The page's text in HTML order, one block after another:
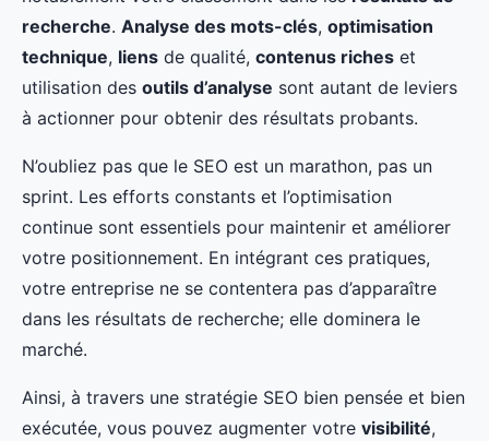
recherche. Analyse des mots-clés, optimisation
technique, liens de qualité, contenus riches et
utilisation des outils d’analyse sont autant de leviers
à actionner pour obtenir des résultats probants.
N’oubliez pas que le SEO est un marathon, pas un
sprint. Les efforts constants et l’optimisation
continue sont essentiels pour maintenir et améliorer
votre positionnement. En intégrant ces pratiques,
votre entreprise ne se contentera pas d’apparaître
dans les résultats de recherche; elle dominera le
marché.
Ainsi, à travers une stratégie SEO bien pensée et bien
exécutée, vous pouvez augmenter votre visibilité,